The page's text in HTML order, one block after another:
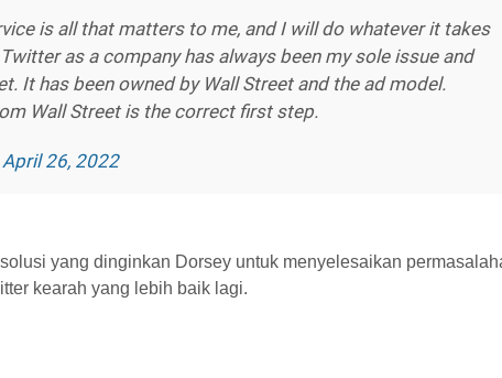
is all that matters to me, and I will do whatever it takes
as a company has always been my sole issue and
It has been owned by Wall Street and the ad model.
Wall Street is the correct first step.
April 26, 2022
yang dinginkan Dorsey untuk menyelesaikan
kearah yang lebih baik lagi.